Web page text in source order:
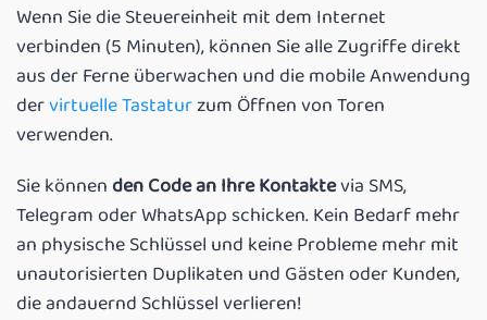
Wenn Sie die Steuereinheit mit dem Internet
verbinden (5 Minuten), können Sie alle Zugriffe direkt
aus der Ferne überwachen und die mobile Anwendung
dervirtuelle Tastaturzum Öffnen von Toren
verwenden.
Sie können den Code an Ihre Kontaktevia SMS,
Telegram oder WhatsApp schicken. Kein Bedarf mehr
an physische Schlüssel und keine Probleme mehr mit
unautorisierten Duplikaten und Gästen oder Kunden,
die andauernd Schlüssel verlieren!